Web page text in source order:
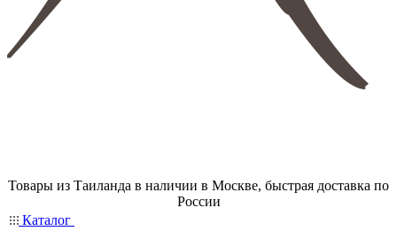
Товары из Таиланда в наличии в Москве, быстрая доставка по
России
Каталог